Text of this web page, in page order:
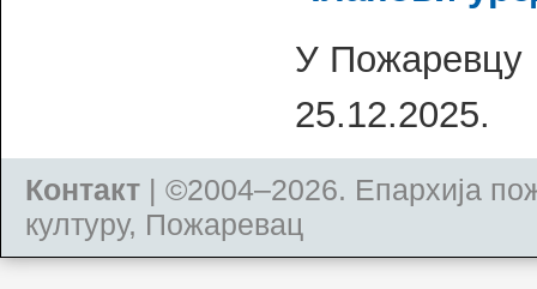
У Пожаревцу
25.12.2025.
Контакт | ©2004–2026. Епархија
културу, Пожаревац